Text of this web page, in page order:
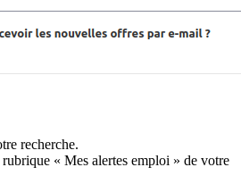
recherche.
« Mes alertes emploi » de votre